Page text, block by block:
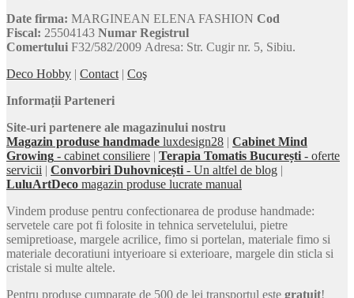
Date firma: MARGINEAN ELENA FASHION Cod
Fiscal: 25504143 Numar Registrul
Comertului F32/582/2009 Adresa: Str. Cugir nr. 5, Sibiu.
Deco Hobby | Contact | Coş
Informații Parteneri
Site-uri partenere ale magazinului nostru
Magazin produse handmade luxdesign28 | Cabinet Mind
Growing - cabinet consiliere | Terapia Tomatis București - oferte
servicii | Convorbiri Duhovnicești - Un altfel de blog |
LuluArtDeco magazin produse lucrate manual
Vindem produse pentru confectionarea de produse handmade:
servetele care pot fi folosite in tehnica servetelului, pietre
semipretioase, margele acrilice, fimo si portelan, materiale fimo si
materiale decoratiuni intyerioare si exterioare, margele din sticla si
cristale si multe altele.
Pentru produse cumparate de 500 de lei transportul este gratuit!